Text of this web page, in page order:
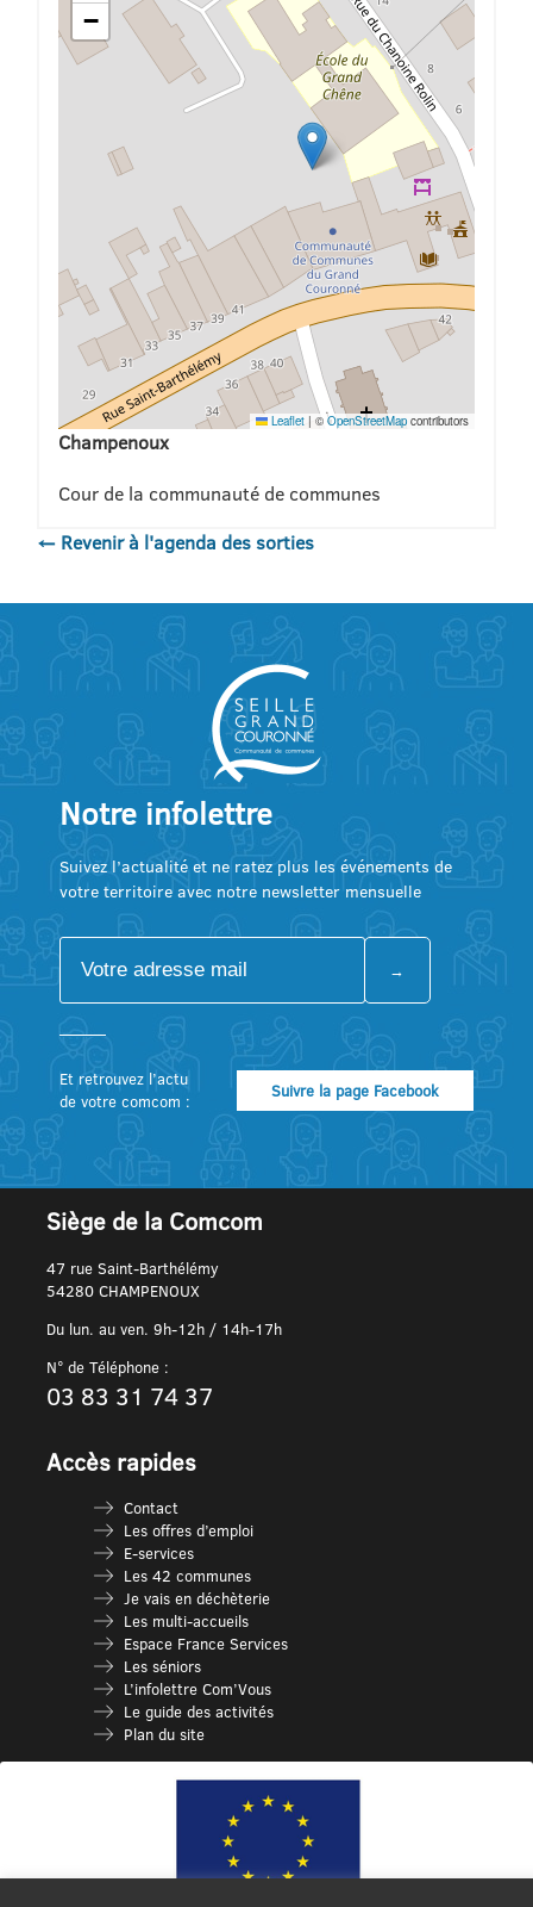
−
Leaflet | ©OpenStreetMap contributors
Champenoux
Cour de la communauté de communes
← Revenir à l'agenda des sorties
Notre infolettre
Suivez l’actualité et ne ratez plus les événements de
votre territoire avec notre newsletter mensuelle
Et retrouvez l’actu
de votre comcom :
Suivre la page Facebook
Siège de la Comcom
47 rue Saint-Barthélémy
54280 CHAMPENOUX
Du lun. au ven. 9h-12h / 14h-17h
N° de Téléphone :
03 83 31 74 37
Accès rapides
Contact
Les offres d’emploi
E-services
Les 42 communes
Je vais en déchèterie
Les multi-accueils
Espace France Services
Les séniors
L’infolettre Com’Vous
Le guide des activités
Plan du site